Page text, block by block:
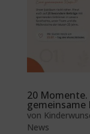
20 Momente.
gemeinsame
von
News